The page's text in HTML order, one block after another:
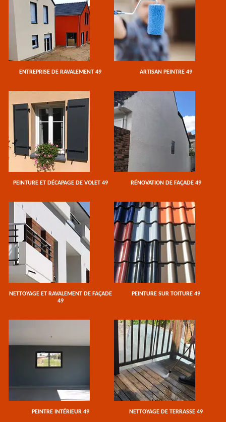
ENTREPRISE DE RAVALEMENT 49 ARTISAN PEINTRE 49
PEINTURE ET DÉCAPAGE DE VOLET 49 RÉNOVATION DE FAÇADE 49
NETTOYAGE ET RAVALEMENT DE FAÇADE
49
PEINTURE SUR TOITURE 49
PEINTRE INTÉRIEUR 49 NETTOYAGE DE TERRASSE 49